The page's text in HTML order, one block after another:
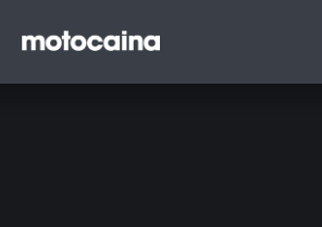
Volvo S60 D4 AWD Cross Country -
42